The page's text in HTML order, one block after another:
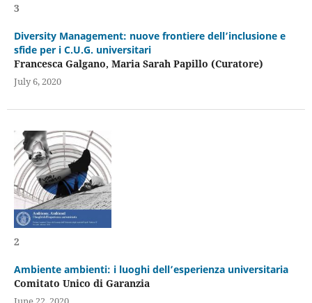
3
Diversity Management: nuove frontiere dell’inclusione e
sfide per i C.U.G. universitari
Francesca Galgano, Maria Sarah Papillo (Curatore)
July 6, 2020
2
Ambiente ambienti: i luoghi dell’esperienza universitaria
Comitato Unico di Garanzia